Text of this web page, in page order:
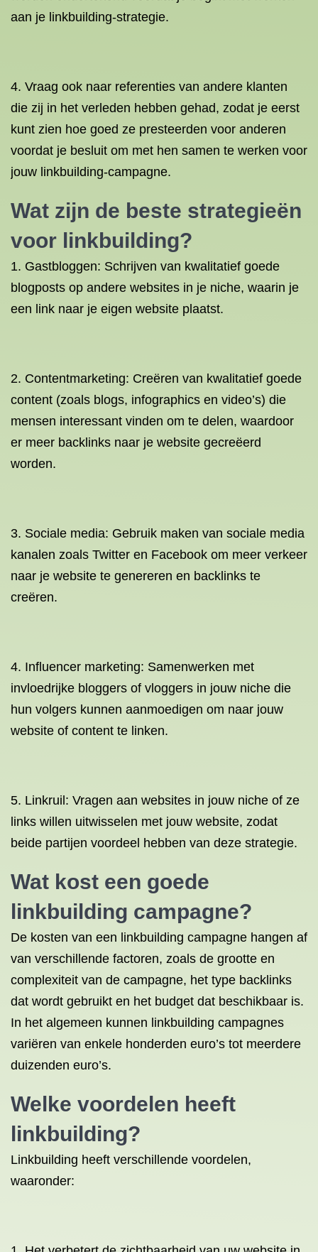
aan je linkbuilding-strategie.
4. Vraag ook naar referenties van andere klanten
die zij in het verleden hebben gehad, zodat je eerst
kunt zien hoe goed ze presteerden voor anderen
voordat je besluit om met hen samen te werken voor
jouw linkbuilding-campagne.
Wat zijn de beste strategieën
voor linkbuilding?
1. Gastbloggen: Schrijven van kwalitatief goede
blogposts op andere websites in je niche, waarin je
een link naar je eigen website plaatst.
2. Contentmarketing: Creëren van kwalitatief goede
content (zoals blogs, infographics en video’s) die
mensen interessant vinden om te delen, waardoor
er meer backlinks naar je website gecreëerd
worden.
3. Sociale media: Gebruik maken van sociale media
kanalen zoals Twitter en Facebook om meer verkeer
naar je website te genereren en backlinks te
creëren.
4. Influencer marketing: Samenwerken met
invloedrijke bloggers of vloggers in jouw niche die
hun volgers kunnen aanmoedigen om naar jouw
website of content te linken.
5. Linkruil: Vragen aan websites in jouw niche of ze
links willen uitwisselen met jouw website, zodat
beide partijen voordeel hebben van deze strategie.
Wat kost een goede
linkbuilding campagne?
De kosten van een linkbuilding campagne hangen af
van verschillende factoren, zoals de grootte en
complexiteit van de campagne, het type backlinks
dat wordt gebruikt en het budget dat beschikbaar is.
In het algemeen kunnen linkbuilding campagnes
variëren van enkele honderden euro’s tot meerdere
duizenden euro’s.
Welke voordelen heeft
linkbuilding?
Linkbuilding heeft verschillende voordelen,
waaronder: